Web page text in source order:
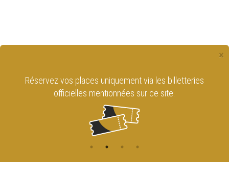
×
Réservez vos places uniquement via les billetteries
officielles mentionnées sur ce site.